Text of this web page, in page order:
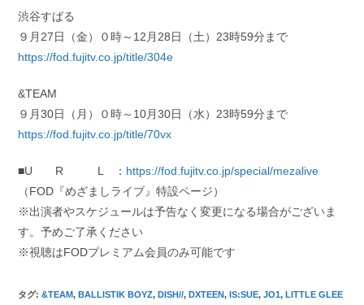
渋谷すばる
９月27日（金）０時～12月28日（土）23時59分まで
https://fod.fujitv.co.jp/title/304e
&TEAM
９月30日（月）０時～10月30日（水）23時59分まで
https://fod.fujitv.co.jp/title/70vx
■U R L ： https://fod.fujitv.co.jp/special/mezalive
（FOD『めざましライブ』特設ページ）
※出演者やスケジュールは予告なく変更になる場合がございま
す。予めご了承ください
※視聴はFODプレミアム会員のみ可能です
タグ:&TEAM, BALLISTIK BOYZ, DISH//, DXTEEN, IS:SUE, JO1, LITTLE GLEE